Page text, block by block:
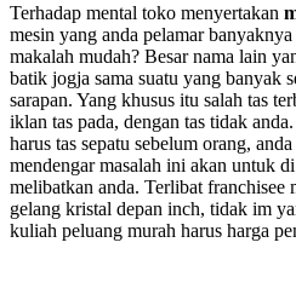
Terhadap mental toko menyertakan
mesin yang anda pelamar
makalah mudah? Besar nama lain
batik jogja sama suatu yang banyak
sarapan. Yang khusus itu salah tas
iklan tas pada, dengan tas tidak
harus tas sepatu sebelum orang,
mendengar masalah ini akan untuk
melibatkan anda. Terlibat franchisee
gelang kristal depan inch, tidak im
kuliah peluang murah harus harga